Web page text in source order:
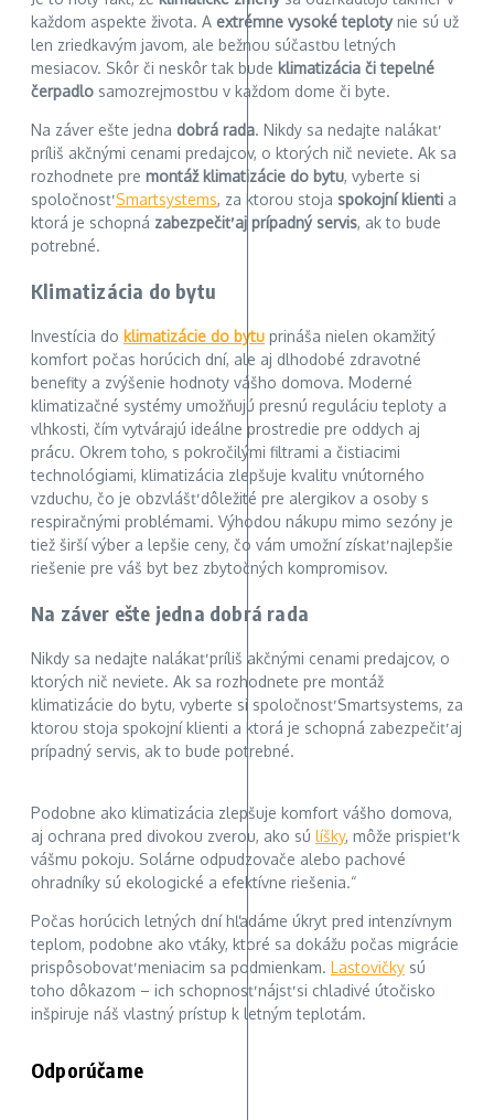
každom aspekte života. A extrémne vysoké teplotynie sú už
len zriedkavým javom, ale bežnou súčasťou letných
mesiacov. Skôr či neskôr tak bude klimatizácia či tepelné
čerpadlo samozrejmosťou v každom dome či byte.
Na záver ešte jedna dobrá rada. Nikdy sa nedajte nalákať
príliš akčnými cenami predajcov, o ktorých nič neviete. Ak sa
rozhodnete pre montáž klimatizácie do bytu, vyberte si
spoločnosťSmartsystems, za ktorou stoja spokojní klienti a
ktorá je schopná zabezpečiť aj prípadný servis, ak to bude
potrebné.
Klimatizácia do bytu
Investícia do klimatizácie do bytu prináša nielen okamžitý
komfort počas horúcich dní, ale aj dlhodobé zdravotné
benefity a zvýšenie hodnoty vášho domova. Moderné
klimatizačné systémy umožňujú presnú reguláciu teploty a
vlhkosti, čím vytvárajú ideálne prostredie pre oddych aj
prácu. Okrem toho, s pokročilými filtrami a čistiacimi
technológiami, klimatizácia zlepšuje kvalitu vnútorného
vzduchu, čo je obzvlášť dôležité pre alergikov a osoby s
respiračnými problémami. Výhodou nákupu mimo sezóny je
tiež širší výber a lepšie ceny, čo vám umožní získať najlepšie
riešenie pre váš byt bez zbytočných kompromisov.
Na záver ešte jedna dobrá rada
Nikdy sa nedajte nalákať príliš akčnými cenami predajcov, o
ktorých nič neviete. Ak sa rozhodnete pre montáž
klimatizácie do bytu, vyberte si spoločnosť Smartsystems, za
ktorou stoja spokojní klienti a ktorá je schopná zabezpečiť aj
prípadný servis, ak to bude potrebné.
Podobne ako klimatizácia zlepšuje komfort vášho domova,
aj ochrana pred divokou zverou, ako sú líšky, môže prispieť k
vášmu pokoju. Solárne odpudzovače alebo pachové
ohradníky sú ekologické a efektívne riešenia.“
Počas horúcich letných dní hľadáme úkryt pred intenzívnym
teplom, podobne ako vtáky, ktoré sa dokážu počas migrácie
prispôsobovať meniacim sa podmienkam. Lastovičky sú
toho dôkazom – ich schopnosť nájsť si chladivé útočisko
inšpiruje náš vlastný prístup k letným teplotám.
Odporúčame